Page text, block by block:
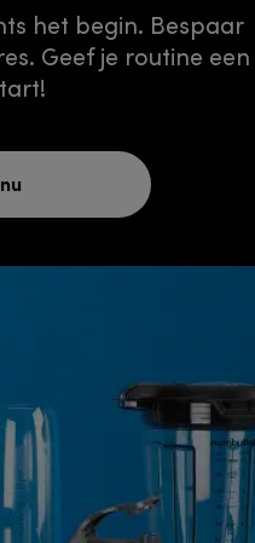
het begin. Bespaar
Geef je routine een